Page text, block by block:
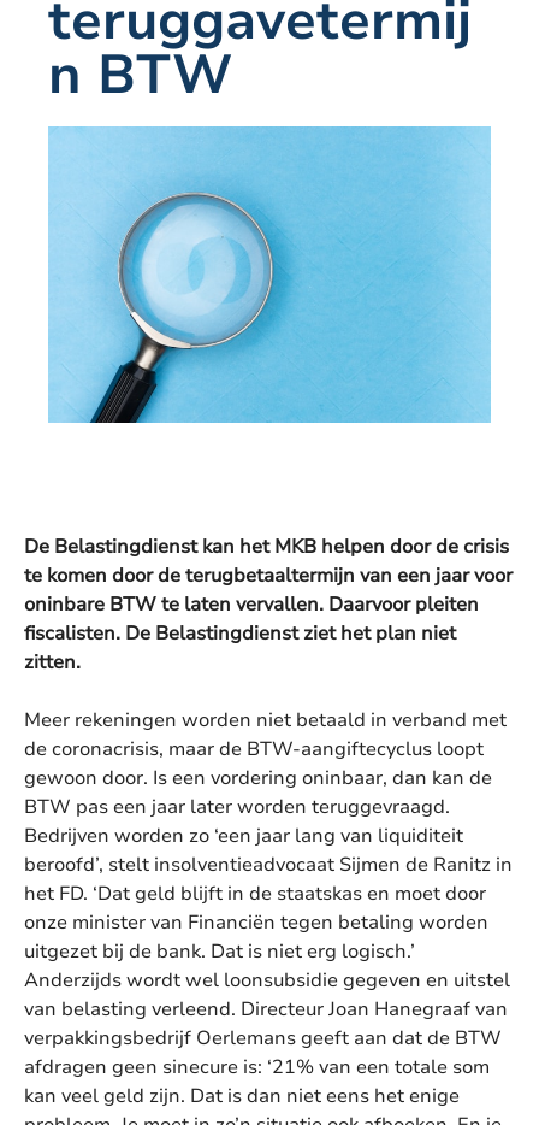
teruggavetermij
n BTW
De Belastingdienst kan het MKB helpen door de crisis
te komen door de terugbetaaltermijn van een jaar voor
oninbare BTW te laten vervallen. Daarvoor pleiten
fiscalisten. De Belastingdienst ziet het plan niet
zitten.
Meer rekeningen worden niet betaald in verband met
de coronacrisis, maar de BTW-aangiftecyclus loopt
gewoon door. Is een vordering oninbaar, dan kan de
BTW pas een jaar later worden teruggevraagd.
Bedrijven worden zo ‘een jaar lang van liquiditeit
beroofd’, stelt insolventieadvocaat Sijmen de Ranitz in
het FD. ‘Dat geld blijft in de staatskas en moet door
onze minister van Financiën tegen betaling worden
uitgezet bij de bank. Dat is niet erg logisch.’
Anderzijds wordt wel loonsubsidie gegeven en uitstel
van belasting verleend. Directeur Joan Hanegraaf van
verpakkingsbedrijf Oerlemans geeft aan dat de BTW
afdragen geen sinecure is: ‘21% van een totale som
kan veel geld zijn. Dat is dan niet eens het enige